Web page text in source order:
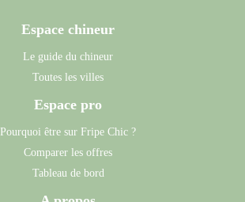
Espace chineur
Le guide du chineur
Toutes les villes
Espace pro
Pourquoi être sur Fripe Chic ?
Comparer les offres
Tableau de bord